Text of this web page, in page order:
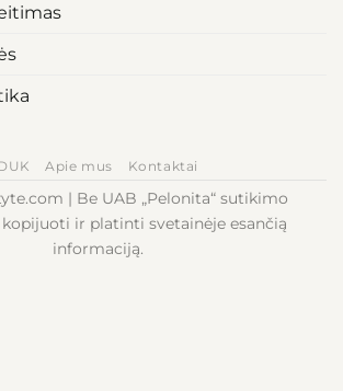
Apie mus Kontaktai
| Be UAB „Pelonita“ sutikimo
ir platinti svetainėje esančią
informaciją.